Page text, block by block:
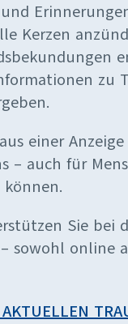
Kerzen
zu
einer
– auch für
Sie bei
sowohl online